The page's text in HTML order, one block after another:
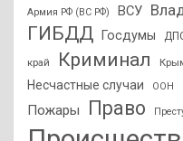
Армия РФ (ВС РФ) ВСУ
ГИБДД Госдумы
край Криминал
Несчастные случаи ООН
Пожары Право